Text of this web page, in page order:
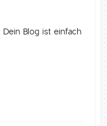
Blog ist einfach